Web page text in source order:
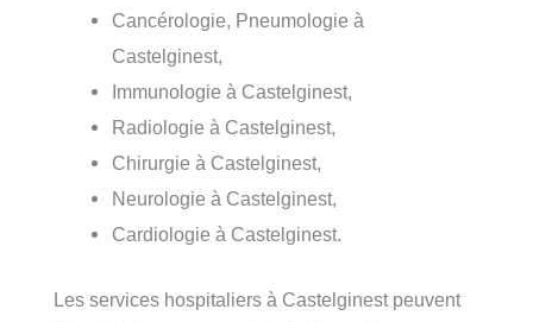
Cancérologie, Pneumologie à
Castelginest,
Immunologie à Castelginest,
Radiologie à Castelginest,
Chirurgie à Castelginest,
Neurologie à Castelginest,
Cardiologie à Castelginest.
Les services hospitaliers à Castelginest peuvent